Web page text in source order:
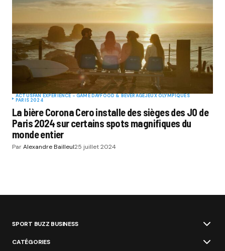
ACTUSFAN EXPERIENCE - GAME DAYFOOD & BEVERAGEJEUX OLYMPIQUES
PARIS 2024
La bière Corona Cero installe des sièges des JO de
Paris 2024 sur certains spots magnifiques du
monde entier
ParAlexandre Bailleul25 juillet 2024
SPORT BUZZ BUSINESS
CATÉGORIES